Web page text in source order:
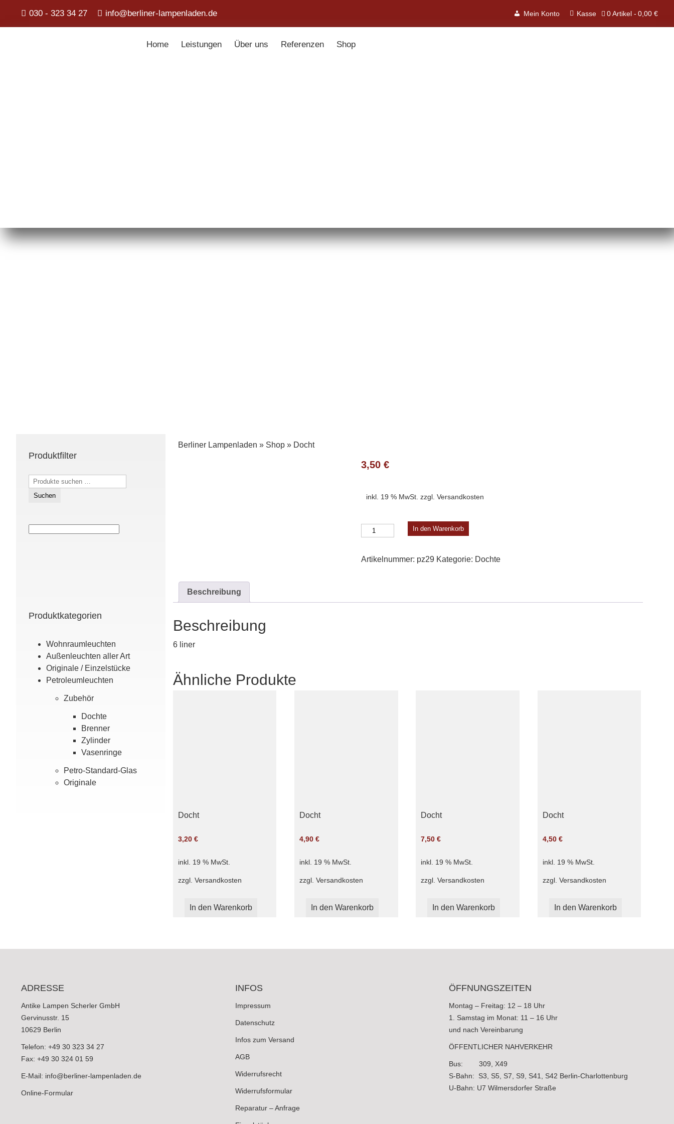
030 - 323 34 27 info@berliner-lampenladen.de Mein Konto Kasse 0 Artikel 0,00 €
Home Leistungen Über uns Referenzen Shop
Produktfilter
Suchen
nach:
Suchen
Produktkategorien
Wohn­raum­leuchten
Außen­leuchten aller Art
Originale / Einzel­stücke
Petroleum­leuchten
Zubehör
Dochte
Brenner
Zylinder
Vasenringe
Petro-Standard-Glas
Originale
Berliner Lampenladen » Shop» Docht
3,50 €
inkl. 19 % MwSt. zzgl. Versandkosten
Docht
Menge
In den Warenkorb
Artikelnummer: pz29 Kategorie: Dochte
Beschreibung
Beschreibung
6 liner
Ähnliche Produkte
Docht
3,20 €
inkl. 19 % MwSt.
zzgl. Versandkosten
In den Warenkorb
Docht
4,90 €
inkl. 19 % MwSt.
zzgl. Versandkosten
In den Warenkorb
Docht
7,50€
inkl. 19 % MwSt.
zzgl.Versandkosten
In den Warenkorb
Docht
4,50 €
inkl. 19 % MwSt.
zzgl. Versandkosten
In den Warenkorb
ADRESSE
Antike Lampen Scherler GmbH
Gervinusstr. 15
10629 Berlin
Telefon: +49 30 323 34 27
Fax: +49 30 324 01 59
E-Mail: info@berliner-lampenladen.de
Online-Formular
INFOS
Impressum
Datenschutz
Infos zum Versand
AGB
Widerrufsrecht
Widerrufsformular
Reparatur – Anfrage
ÖFFNUNGSZEITEN
Montag – Freitag: 12 – 18 Uhr
1. Samstag im Monat: 11 – 16 Uhr
und nach Vereinbarung
ÖFFENTLICHER NAHVERKEHR
Bus: 309, X49
S-Bahn: S3, S5, S7, S9, S41, S42 Berlin-Charlottenburg
U-Bahn: U7 Wilmersdorfer Straße